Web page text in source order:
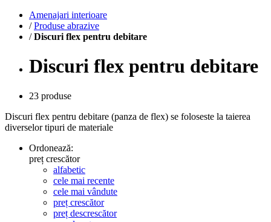
Amenajari interioare
/Produse abrazive
/Discuri flex pentru debitare
Discuri flex pentru debitare
23 produse
Discuri flex pentru debitare (panza de flex) se foloseste la taierea
diverselor tipuri de materiale
Ordonează:
preț crescător
alfabetic
cele mai recente
cele mai vândute
preț crescător
preț descrescător